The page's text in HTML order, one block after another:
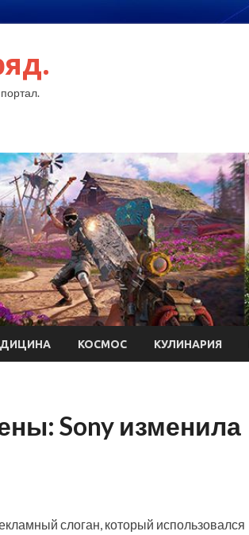
КОСМОС КУЛИНАРИЯ
Sony изменила
слоган, который использовался